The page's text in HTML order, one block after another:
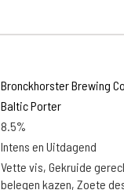
Bronckhorster Brewing
Baltic Porter
8.5%
Intens en Uitdagend
Vette vis, Gekruide
belegen kazen, Zoete